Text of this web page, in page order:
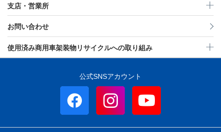
支店・営業所
お問い合わせ
使用済み商用車架装物リサイクルへの取り組み
公式SNSアカウント